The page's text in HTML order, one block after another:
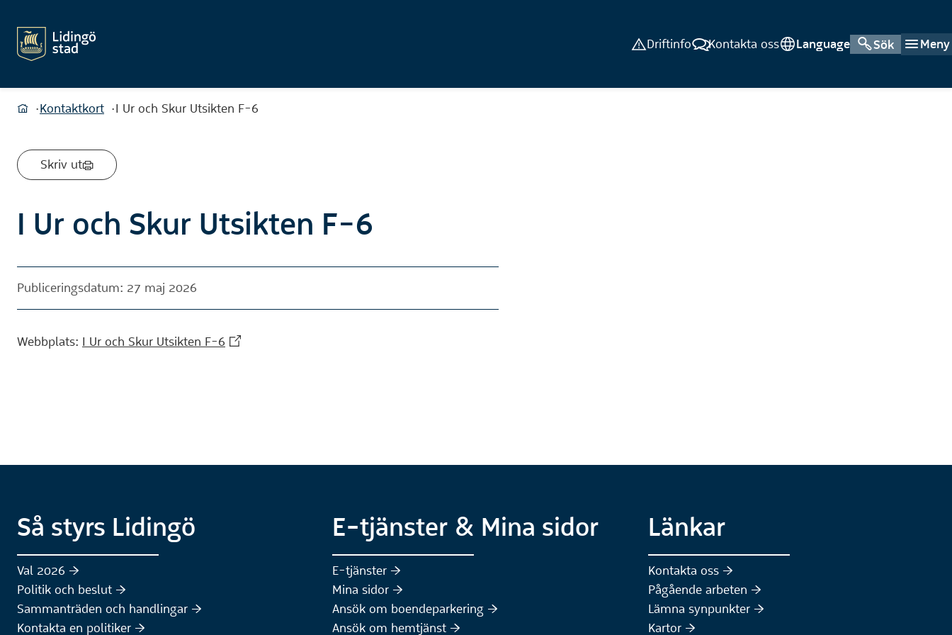
Sök Meny
Driftinfo Kontakta oss Language
Du är här:
Hem
Kontaktkort I Ur och Skur Utsikten F-6
Skriv ut
I Ur och Skur Utsikten F-6
Publiceringsdatum: 27 maj 2026
Webbplats: I Ur och Skur Utsikten F-6 (Extern webbplats)
Så styrs Lidingö
Val 2026 :höger:
Politik och beslut :höger:
Sammanträden och handlingar :höger:
Kontakta en politiker :höger:
E-tjänster & Mina sidor
E-tjänster :höger:
Mina sidor :höger:
Ansök om boendeparkering :höger:
Ansök om hemtjänst :höger:
Länkar
Kontakta oss :höger:
Pågående arbeten :höger:
Lämna synpunkter :höger:(Extern webbplats)
Kartor :höger:(Extern webbplats)